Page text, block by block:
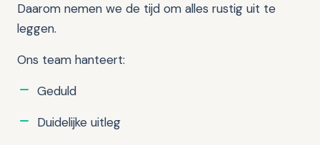
Daarom nemen we de tijd om alles rustig uit te
leggen.
Ons team hanteert:
Geduld
Duidelijke uitleg